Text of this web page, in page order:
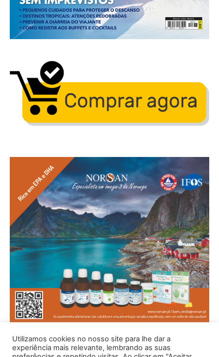
Utilizamos cookies no nosso site para lhe dar a
experiência mais relevante, lembrando as suas